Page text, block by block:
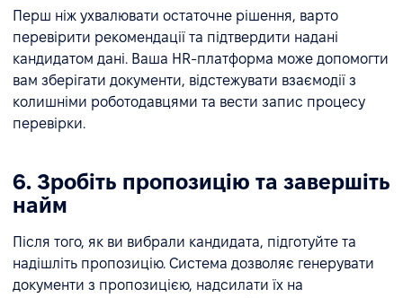
Перш ніж ухвалювати остаточне рішення, варто
перевірити рекомендації та підтвердити надані
кандидатом дані. Ваша HR-платформа може допомогти
вам зберігати документи, відстежувати взаємодії з
колишніми роботодавцями та вести запис процесу
перевірки.
6. Зробіть пропозицію та завершіть
найм
Після того, як ви вибрали кандидата, підготуйте та
надішліть пропозицію. Система дозволяє генерувати
документи з пропозицією, надсилати їх на